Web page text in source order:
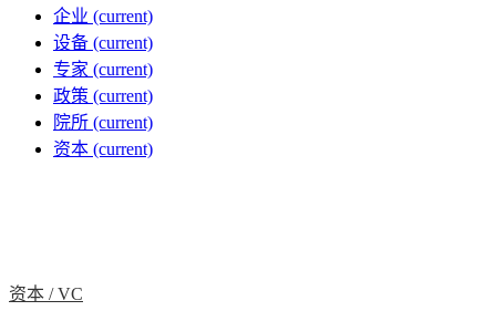
企业 (current)
设备 (current)
专家 (current)
政策 (current)
院所 (current)
资本 (current)
资本 /VC